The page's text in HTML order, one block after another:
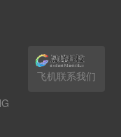
飞机联系我们